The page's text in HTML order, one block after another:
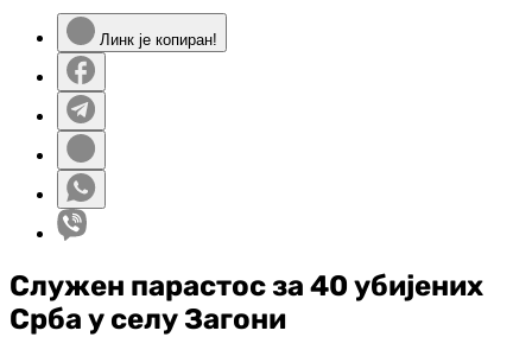
Линк је копиран!
Служен парастос за 40 убијених
Срба у селу Загони